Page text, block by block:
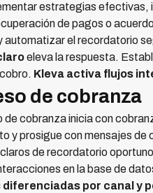
estrategias efectivas,
de pagos o
automatizar el recordatorio
eleva la respuesta.
Kleva activa flujos
de cobranza
de cobranza inicia con
y prosigue con mensajes
de recordatorio
en la base de
por canal y